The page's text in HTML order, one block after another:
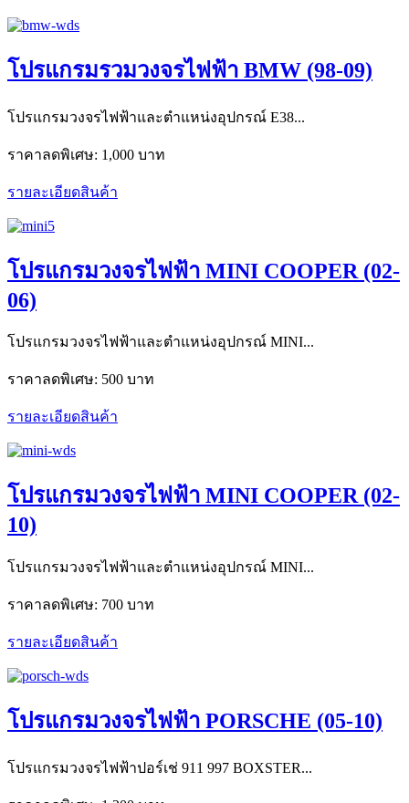
โปรแกรมรวมวงจรไฟฟ้า BMW (98-09)
โปรแกรมวงจรไฟฟ้าและตำแหน่งอุปกรณ์ E38...
ราคาลดพิเศษ: 1,000 บาท
รายละเอียดสินค้า
โปรแกรมวงจรไฟฟ้า MINI COOPER (02-
06)
โปรแกรมวงจรไฟฟ้าและตำแหน่งอุปกรณ์ MINI...
ราคาลดพิเศษ: 500 บาท
รายละเอียดสินค้า
โปรแกรมวงจรไฟฟ้า MINI COOPER (02-
10)
โปรแกรมวงจรไฟฟ้าและตำแหน่งอุปกรณ์ MINI...
ราคาลดพิเศษ: 700 บาท
รายละเอียดสินค้า
โปรแกรมวงจรไฟฟ้า PORSCHE (05-10)
โปรแกรมวงจรไฟฟ้าปอร์เช่ 911 997 BOXSTER...